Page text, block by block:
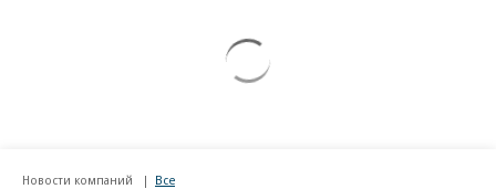
Новости компаний Все